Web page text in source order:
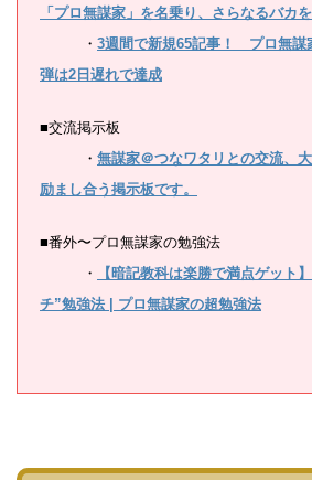
「プロ無謀家」を名乗り、さらなるバカ
・ 3週間で新規65記事！ プロ無謀
弾は2日遅れで達成
■交流掲示板
・ 無謀家＠つなワタリとの交流、
励まし合う掲示板です。
■番外〜プロ無謀家の勉強法
・
【暗記教科は楽勝で満点ゲット
チ”勉強法 | プロ無謀家の超勉強法